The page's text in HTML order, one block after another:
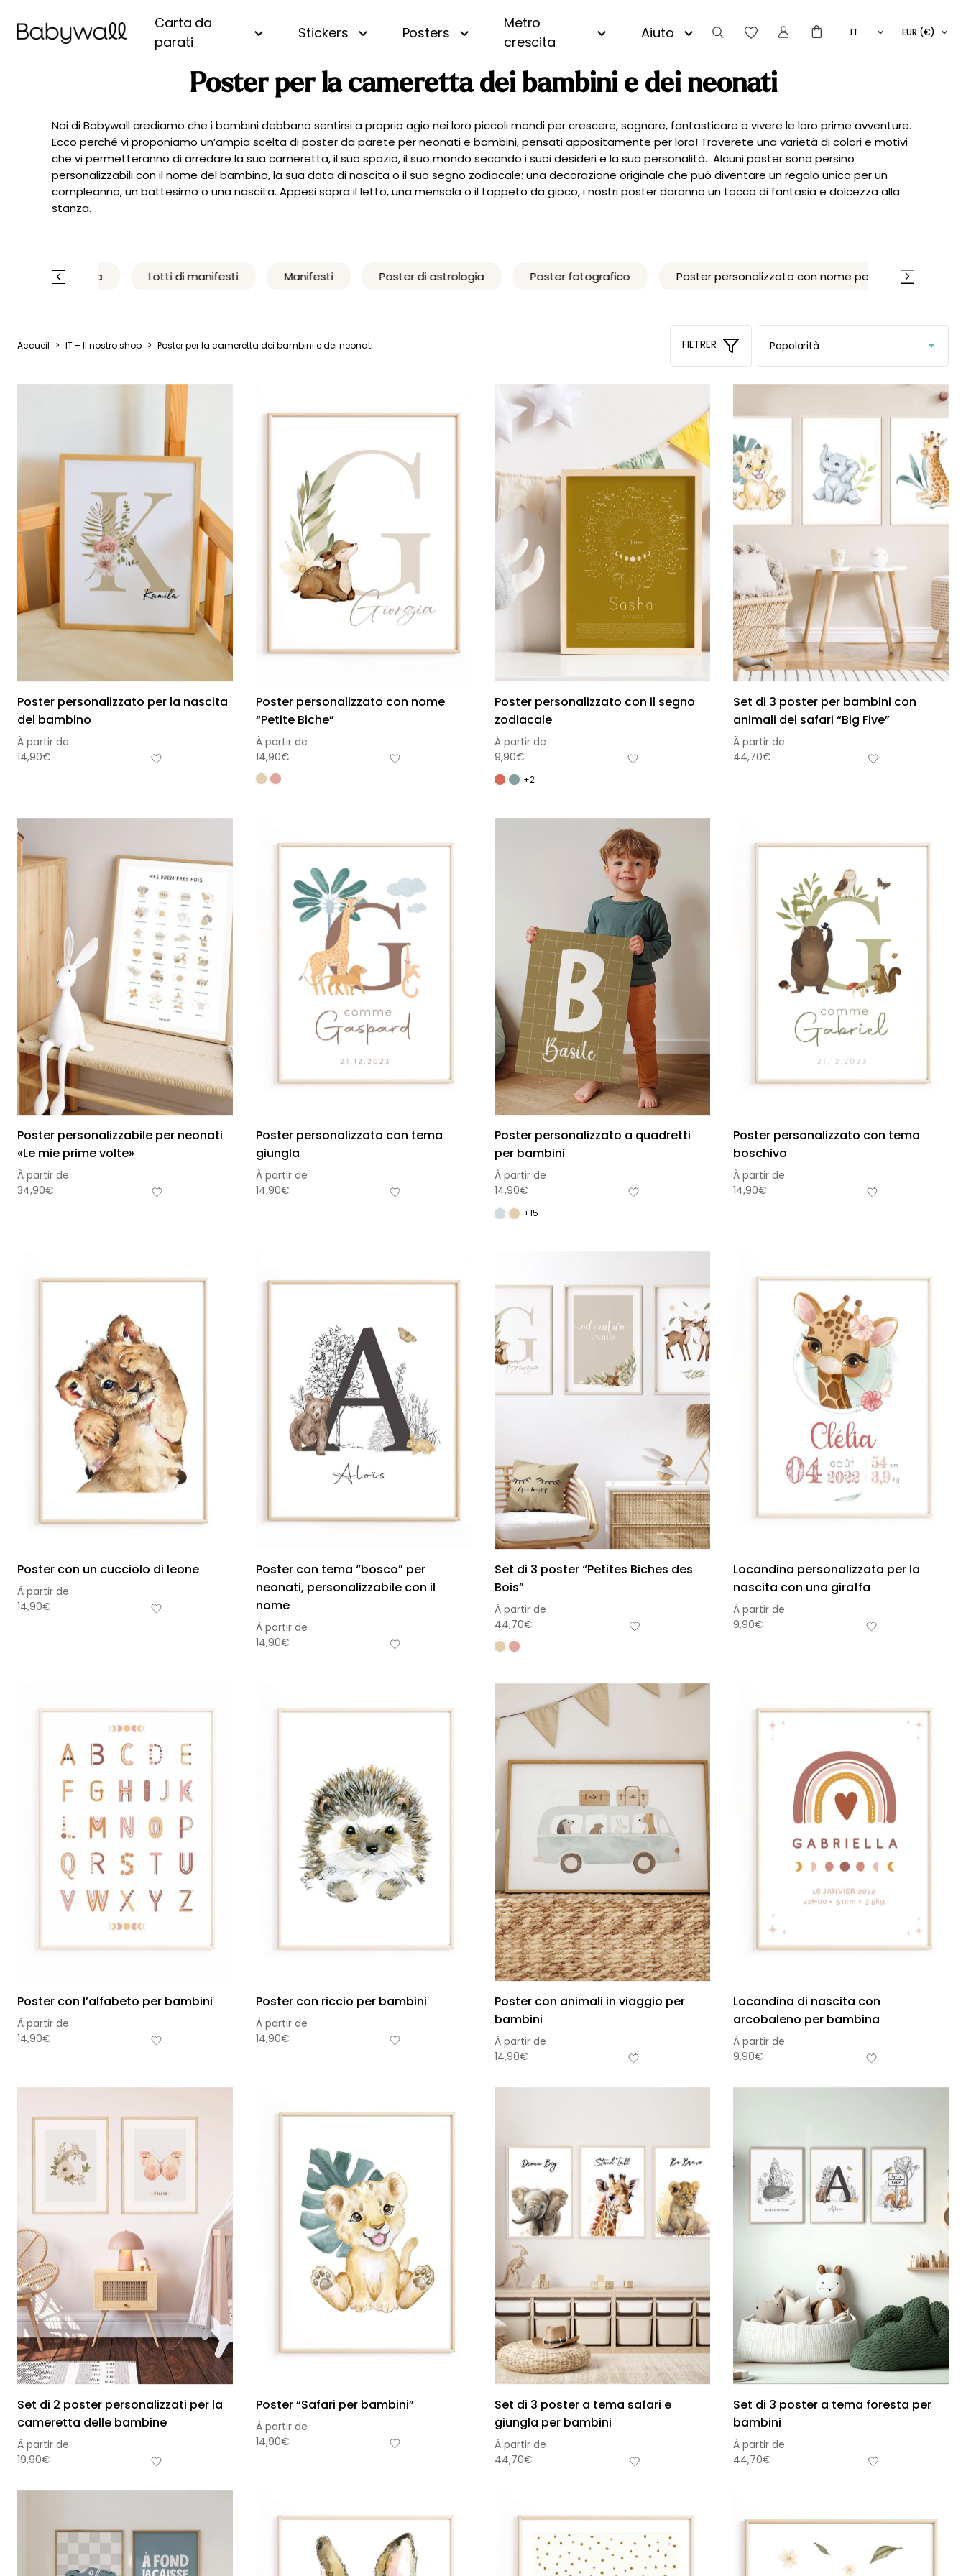
Carta da
parati
Scopri tutte le nostre carte
da parati
Per adulti
Camera da bambina
Camera da bambino
Animali
Giungla
Foresta
Mare e oceano
Dinosauri
Nuvole
Panoramica
A righe
A quadri e vichy
Di tendenza
Personalizzata con nome
Beige
Blu
Gialla
Rosa
Stickers
Adesivo da parete
Adesivo per bambino
Adesivo unisex
Adesivo personalizzabile
Posters
Scopri tutti i nostri posters
Poster per bambini
Poster di astrologia
Poster personalizzato con
nome
Metro
crescita
Metro crescita per bambini
Per bambino
Aiuto
Come funziona?
IT
EUR (€)
Poster per la cameretta dei bambini e dei neonati
Noi di Babywall crediamo che i bambini debbano sentirsi a proprio agio nei loro piccoli mondi per crescere, sognare, fantasticare e vivere le loro prime avventure.
Ecco perché vi proponiamo un’ampia scelta di poster da parete per neonati e bambini, pensati appositamente per loro! Troverete una varietà di colori e motivi
che vi permetteranno di arredare la sua cameretta, il suo spazio, il suo mondo secondo i suoi desideri e la sua personalità. Alcuni poster sono persino
personalizzabili con il nome del bambino, la sua data di nascita o il suo segno zodiacale: una decorazione originale che può diventare un regalo unico per un
compleanno, un battesimo o una nascita. Appesi sopra il letto, una mensola o il tappeto da gioco, i nostri poster daranno un tocco di fantasia e dolcezza alla
stanza.
di nascita Lotti di manifesti Manifesti Poster di astrologia Poster fotografico Poster personalizzato con nome per bambini e neonati
Accueil > IT – Il nostro shop > Poster per la cameretta dei bambini e dei neonati FILTRER
Prezzo:
Poster personalizzato per la nascita
del bambino
À partir de
14,90€
Poster personalizzato con nome
“Petite Biche”
À partir de
14,90€
Poster personalizzato con il segno
zodiacale
À partir de
9,90€
+2
Set di 3 poster per bambini con
animali del safari “Big Five”
À partir de
44,70€
Poster personalizzabile per neonati
«Le mie prime volte»
À partir de
34,90€
Poster personalizzato con tema
giungla
À partir de
14,90€
Poster personalizzato a quadretti
per bambini
À partir de
14,90€
+15
Poster personalizzato con tema
boschivo
À partir de
14,90€
Poster con un cucciolo di leone
À partir de
14,90€
Poster con tema “bosco” per
neonati, personalizzabile con il
nome
À partir de
14,90€
Set di 3 poster “Petites Biches des
Bois”
À partir de
44,70€
Locandina personalizzata per la
nascita con una giraffa
À partir de
9,90€
Poster con l’alfabeto per bambini
À partir de
14,90€
Poster con riccio per bambini
À partir de
14,90€
Poster con animali in viaggio per
bambini
À partir de
14,90€
Locandina di nascita con
arcobaleno per bambina
À partir de
9,90€
Set di 2 poster personalizzati per la
cameretta delle bambine
À partir de
19,90€
Poster “Safari per bambini”
À partir de
14,90€
Set di 3 poster a tema safari e
giungla per bambini
À partir de
44,70€
Set di 3 poster a tema foresta per
bambini
À partir de
44,70€